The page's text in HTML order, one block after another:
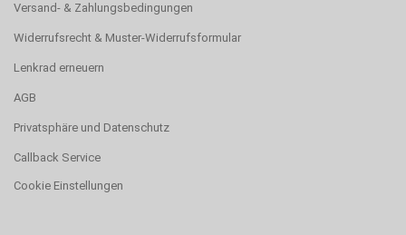
Versand- & Zahlungsbedingungen
Widerrufsrecht & Muster-Widerrufsformular
Lenkrad erneuern
AGB
Privatsphäre und Datenschutz
Callback Service
Cookie Einstellungen